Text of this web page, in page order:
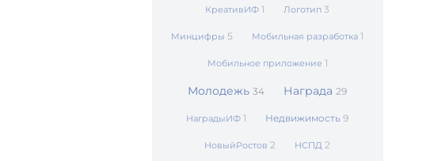
КреативИФ1 Логотип3
Минцифры 5 Мобильная разработка1
Мобильное приложение 1
Молодежь34 Награда29
НаградыИФ1 Недвижимость9
НовыйРостов2 НСПД2